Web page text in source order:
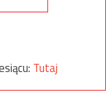
Tutaj